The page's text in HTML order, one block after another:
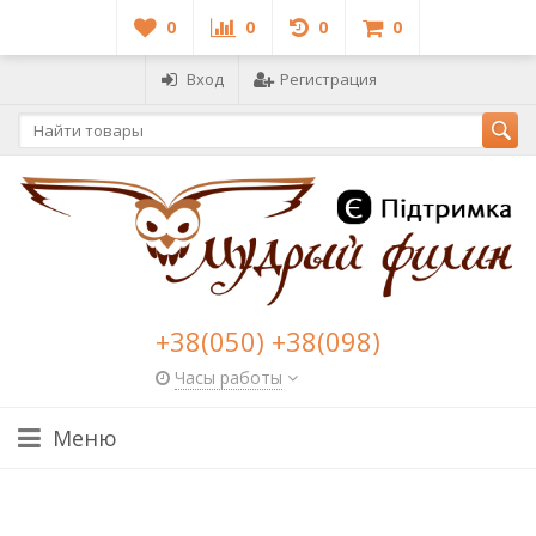
0 0 0 0
Вход Регистрация
+38(050) +38(098)
Часы работы
Меню